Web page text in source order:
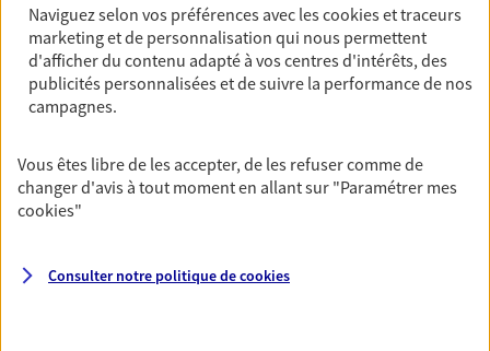
Santé
Couvrez vos dépenses de santé ainsi que celles de
votre famille avec la complémentaire santé qui
Prévoyance
d'accident ou de maladie en optant pour les
Naviguez selon vos préférences avec lescookies et traceurs
marketing et de personnalisation qui nous permettent
d'afficher du contenu adapté à vos centres d'intérêts, des
publicités personnalisées et de suivre la performance de nos
campagnes.
Vous êtes libre de les accepter, de les refuser comme de
changer d'avis à tout moment en allant sur "Paramétrer mes
cookies"
Consulter notre politique decookies